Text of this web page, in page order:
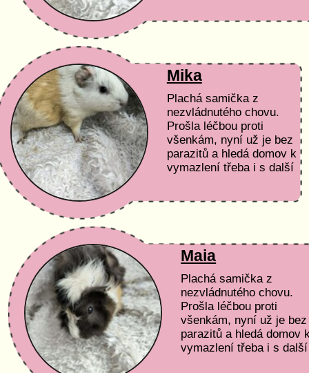
Mika
Plachá samička z
nezvládnutého chovu.
Prošla léčbou proti
všenkám, nyní už je bez
parazitů a hledá domov k
vymazlení třeba i s další
Maia
Plachá samička z
nezvládnutého chovu.
Prošla léčbou proti
všenkám, nyní už je bez
parazitů a hledá domov
vymazlení třeba i s další